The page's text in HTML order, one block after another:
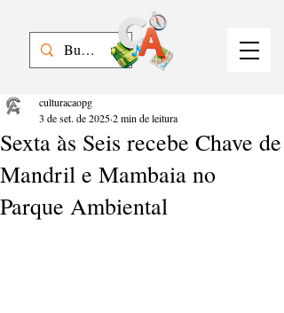
Sexta às Seis recebe Chave de
Mandril e Mambaia no
Parque Ambiental
culturacaopg
3 de set. de 20252 min de leitura